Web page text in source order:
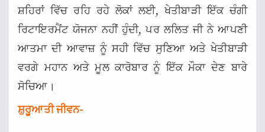
ਸ਼ਹਿਰਾਂ ਵਿੱਚ ਰਹਿ ਰਹੇ ਲੋਕਾਂ ਲਈ, ਖੇਤੀਬਾੜੀ ਇੱਕ ਚੰਗੀ
ਰਿਟਾਇਰਮੈਂਟ ਯੋਜਨਾ ਨਹੀਂ ਹੁੰਦੀ, ਪਰ ਲਲਿਤ ਜੀ ਨੇ ਆਪਣੀ
ਆਤਮਾ ਦੀ ਆਵਾਜ਼ ਨੂੰ ਸਹੀ ਵਿੱਚ ਸੁਣਿਆ ਅਤੇ ਖੇਤੀਬਾੜੀ
ਵਰਗੇ ਮਹਾਨ ਅਤੇ ਮੂਲ ਕਾਰੋਬਾਰ ਨੂੰ ਇੱਕ ਮੌਕਾ ਦੇਣ ਬਾਰੇ
ਸੋਚਿਆ।
ਸ਼ੁਰੂਆਤੀ ਜੀਵਨ-